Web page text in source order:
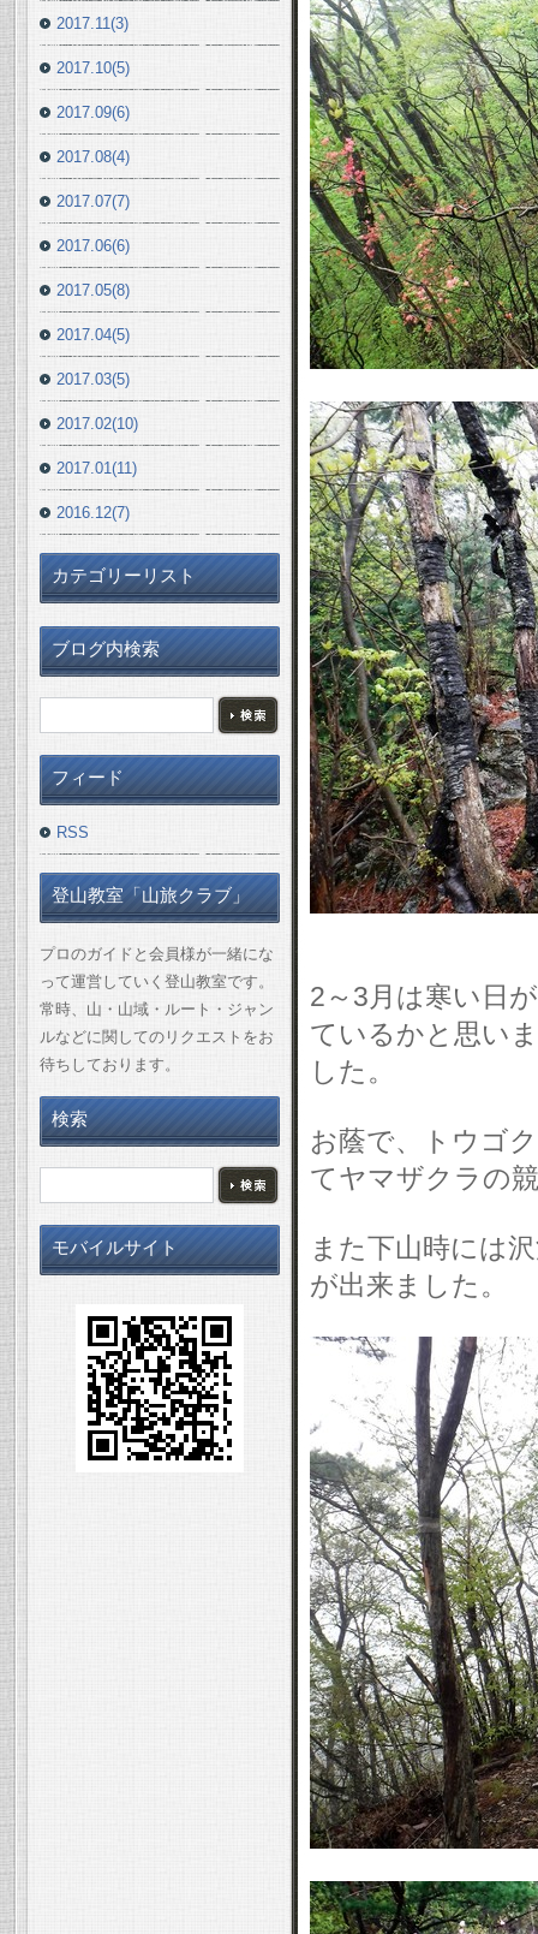
2～3月は寒い日
ているかと思い
した。
お蔭で、トウゴ
てヤマザクラの
また下山時には
が出来ました。
2017.11(3)
2017.10(5)
2017.09(6)
2017.08(4)
2017.07(7)
2017.06(6)
2017.05(8)
2017.04(5)
2017.03(5)
2017.02(10)
2017.01(11)
2016.12(7)
カテゴリーリスト
ブログ内検索
フィード
RSS
登山教室「山旅クラブ」
プロのガイドと会員様が一緒にな
って運営していく登山教室です。
常時、山・山域・ルート・ジャン
ルなどに関してのリクエストをお
待ちしております。
検索
モバイルサイト